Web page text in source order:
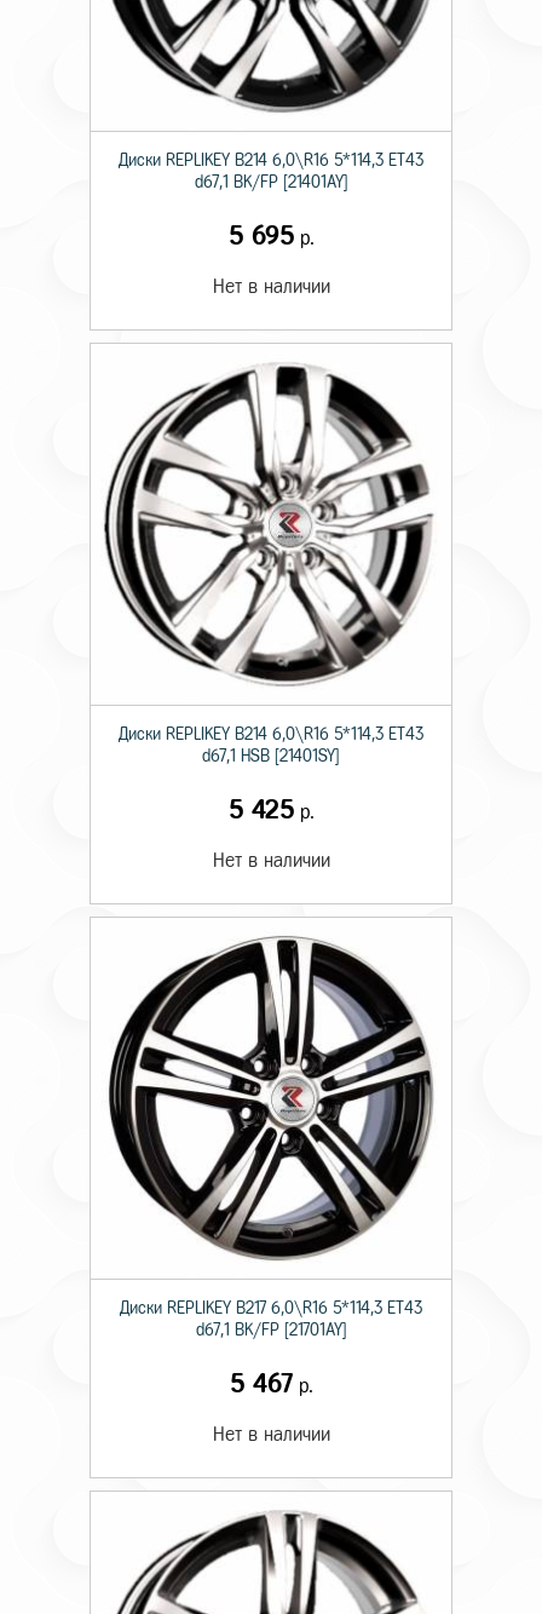
Диски RЕPLIKEY B214 6,0\R16 5*114,3 ET43
d67,1 BK/FP [21401AY]
5 695р.
Нет в наличии
Диски RЕPLIKEY B214 6,0\R16 5*114,3 ET43
d67,1 HSB [21401SY]
5 425р.
Нет в наличии
Диски RЕPLIKEY B217 6,0\R16 5*114,3 ET43
d67,1 BK/FP [21701AY]
5 467 р.
Нет в наличии